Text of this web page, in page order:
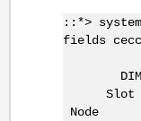
::*>
fields
DIMM
Slot
Node